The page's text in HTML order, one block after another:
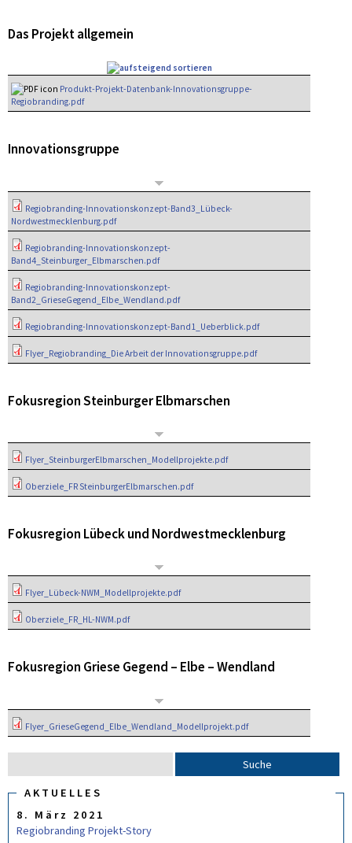
Das Projekt allgemein
Produkt-Projekt-Datenbank-Innovationsgruppe-
Regiobranding.pdf
Innovationsgruppe
Regiobranding-Innovationskonzept-Band3_Lübeck-
Nordwestmecklenburg.pdf
Regiobranding-Innovationskonzept-
Band4_Steinburger_Elbmarschen.pdf
Regiobranding-Innovationskonzept-
Band2_GrieseGegend_Elbe_Wendland.pdf
Regiobranding-Innovationskonzept-Band1_Ueberblick.pdf
Flyer_Regiobranding_Die Arbeit der Innovationsgruppe.pdf
Fokusregion Steinburger Elbmarschen
Flyer_SteinburgerElbmarschen_Modellprojekte.pdf
Oberziele_FR SteinburgerElbmarschen.pdf
Fokusregion Lübeck und Nordwestmecklenburg
Flyer_Lübeck-NWM_Modellprojekte.pdf
Oberziele_FR_HL-NWM.pdf
Fokusregion Griese Gegend – Elbe – Wendland
Flyer_GrieseGegend_Elbe_Wendland_Modellprojekt.pdf
U
C
O
u
AKTUELLES
8. März 2021
Regiobranding Projekt-Story